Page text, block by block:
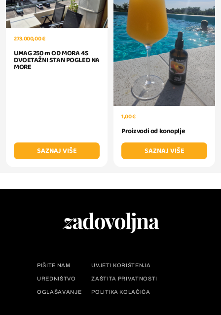
273.000,00 €
UMAG 250 m OD MORA 4S
DVOETAŽNI STAN POGLED NA
MORE
SAZNAJ VIŠE
1,00 €
Proizvodi od konoplje
SAZNAJ VIŠE
PIŠITE NAM UVJETI KORIŠTENJA
UREDNIŠTVO ZAŠTITA PRIVATNOSTI
OGLAŠAVANJE POLITIKA KOLAČIĆA